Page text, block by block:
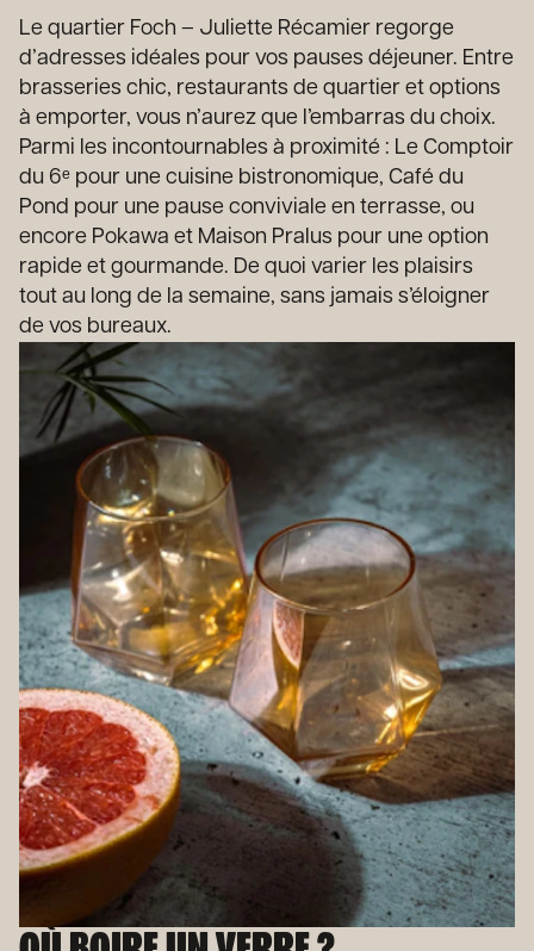
Le quartier Foch – Juliette Récamier regorge
d’adresses idéales pour vos pauses déjeuner. Entre
brasseries chic, restaurants de quartier et options
à emporter, vous n’aurez que l’embarras du choix.
Parmi les incontournables à proximité : Le Comptoir
du 6ᵉ pour une cuisine bistronomique, Café du
Pond pour une pause conviviale en terrasse, ou
encore Pokawa et Maison Pralus pour une option
rapide et gourmande. De quoi varier les plaisirs
tout au long de la semaine, sans jamais s’éloigner
de vos bureaux.